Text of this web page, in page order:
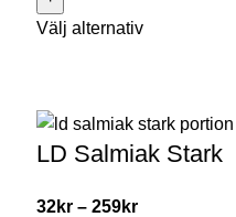
Välj alternativ
LD Salmiak Stark
32kr – 259kr